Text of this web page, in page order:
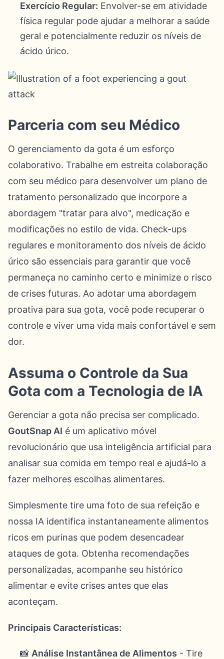
Exercício Regular: Envolver-se em atividade
física regular pode ajudar a melhorar a saúde
geral e potencialmente reduzir os níveis de
ácido úrico.
Parceria com seu Médico
O gerenciamento da gota é um esforço
colaborativo. Trabalhe em estreita colaboração
com seu médico para desenvolver um plano de
tratamento personalizado que incorpore a
abordagem "tratar para alvo", medicação e
modificações no estilo de vida. Check-ups
regulares e monitoramento dos níveis de ácido
úrico são essenciais para garantir que você
permaneça no caminho certo e minimize o risco
de crises futuras. Ao adotar uma abordagem
proativa para sua gota, você pode recuperar o
controle e viver uma vida mais confortável e sem
dor.
Assuma o Controle da Sua
Gota com a Tecnologia de IA
Gerenciar a gota não precisa ser complicado.
GoutSnap AI é um aplicativo móvel
revolucionário que usa inteligência artificial para
analisar sua comida em tempo real e ajudá-lo a
fazer melhores escolhas alimentares.
Simplesmente tire uma foto de sua refeição e
nossa IA identifica instantaneamente alimentos
ricos em purinas que podem desencadear
ataques de gota. Obtenha recomendações
personalizadas, acompanhe seu histórico
alimentar e evite crises antes que elas
aconteçam.
Principais Características:
📸 Análise Instantânea de Alimentos - Tire